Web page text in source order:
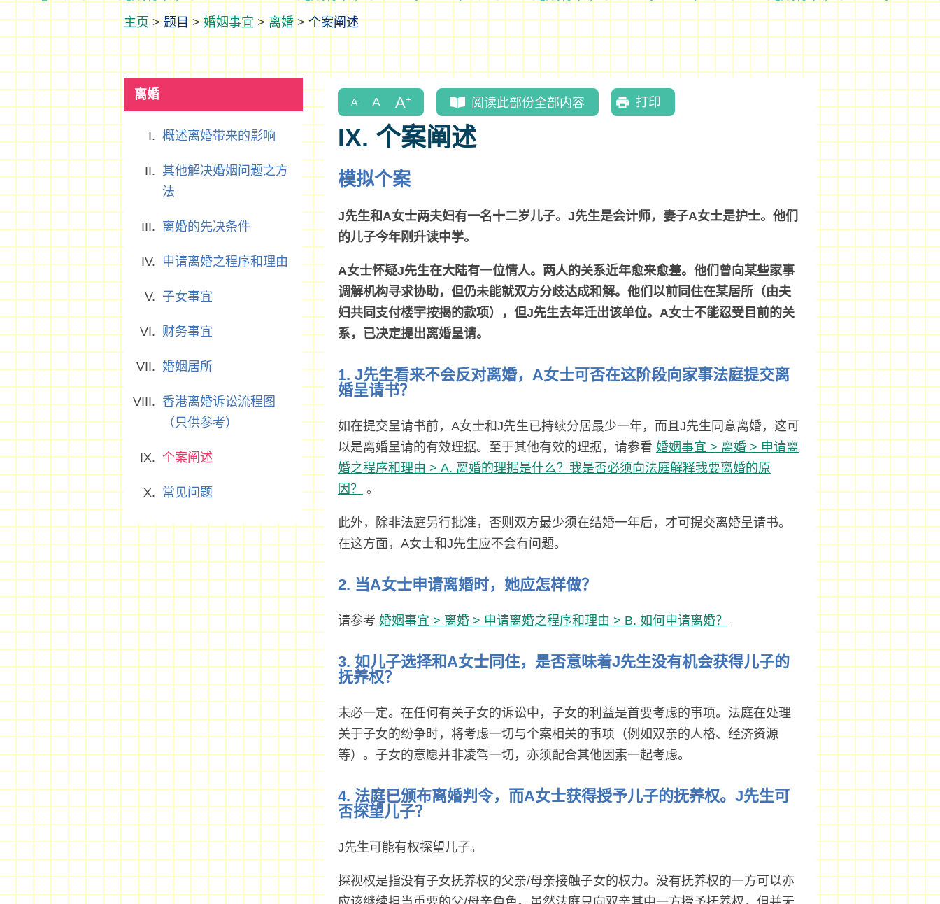
>题目>婚姻事宜>离婚>个案阐述
阅读此部份全部内容 打印
IX. 个案阐述
模拟个案
J先生和A女士两夫妇有一名十二岁儿子。J先生是会计师，妻子A女士是护士。他们
的儿子今年刚升读中学。
A女士怀疑J先生在大陆有一位情人。两人的关系近年愈来愈差。他们曾向某些家事
调解机构寻求协助，但仍未能就双方分歧达成和解。他们以前同住在某居所（由夫
妇共同支付楼宇按揭的款项），但J先生去年迁出该单位。A女士不能忍受目前的关
系，已决定提出离婚呈请。
1. J先生看来不会反对离婚，A女士可否在这阶段向家事法庭提交离
婚呈请书？
如在提交呈请书前，A女士和J先生已持续分居最少一年，而且J先生同意离婚，这可
以是离婚呈请的有效理据。至于其他有效的理据，请参看 婚姻事宜 > 离婚 > 申请离
婚之程序和理由 > A. 离婚的理据是什么？我是否必须向法庭解释我要离婚的原
因？
。
此外，除非法庭另行批准，否则双方最少须在结婚一年后，才可提交离婚呈请书。
在这方面，A女士和J先生应不会有问题。
2. 当A女士申请离婚时，她应怎样做？
请参考 婚姻事宜 > 离婚 > 申请离婚之程序和理由 > B. 如何申请离婚？
3. 如儿子选择和A女士同住，是否意味着J先生没有机会获得儿子的
抚养权？
未必一定。在任何有关子女的诉讼中，子女的利益是首要考虑的事项。法庭在处理
关于子女的纷争时，将考虑一切与个案相关的事项（例如双亲的人格、经济资源
等）。子女的意愿并非凌驾一切，亦须配合其他因素一起考虑。
4. 法庭已颁布离婚判令，而A女士获得授予儿子的抚养权。J先生可
否探望儿子？
J先生可能有权探望儿子。
探视权是指没有子女抚养权的父亲/母亲接触子女的权力。没有抚养权的一方可以亦
离婚
概述离婚带来的影响
其他解决婚姻问题之方
法
离婚的先决条件
申请离婚之程序和理由
子女事宜
财务事宜
婚姻居所
香港离婚诉讼流程图
（只供参考）
个案阐述
常见问题